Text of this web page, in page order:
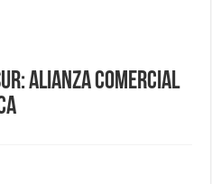
Alianza Comercial